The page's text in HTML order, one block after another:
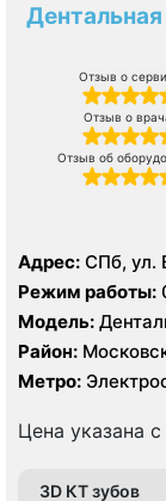
Отзыв о
Отзыв о
Отзыв об
Адрес: СПб, ул.
Режим работы:
Модель:
Дентальный
Район:
Метро:
Цена указана
3D КТ зубов